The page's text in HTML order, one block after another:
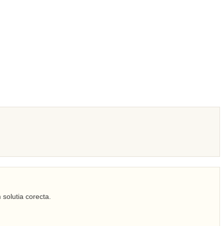
corecta.